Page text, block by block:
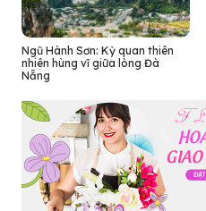
Ngũ Hành Sơn: Kỳ quan thiên
nhiên hùng vĩ giữa lòng Đà
Nẵng